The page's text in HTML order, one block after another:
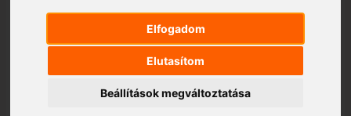
Elfogadom
Elutasítom
Beállítások megváltoztatása